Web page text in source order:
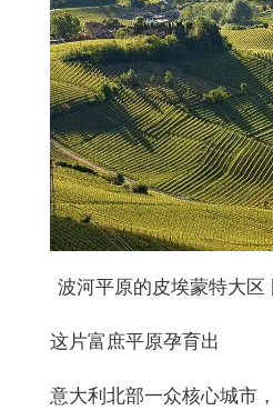
波河平原的皮埃蒙特大
这片富庶平原孕育出
意大利北部一众核心城市，